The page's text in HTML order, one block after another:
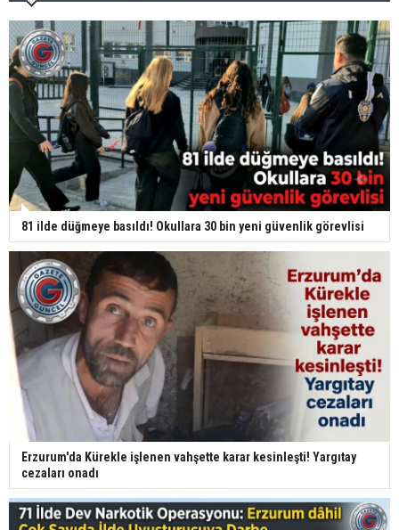
81 ilde düğmeye basıldı! Okullara 30 bin yeni güvenlik görevlisi
Erzurum'da Kürekle işlenen vahşette karar kesinleşti! Yargıtay
cezaları onadı